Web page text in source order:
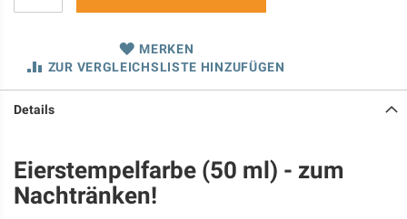
MERKEN
ZUR VERGLEICHSLISTE HINZUFÜGEN
Details
Eierstempelfarbe (50 ml) - zum
Nachtränken!